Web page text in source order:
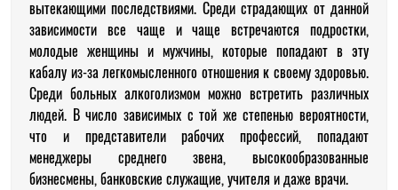
вытекающими последствиями. Среди страдающих от данной
зависимости все чаще и чаще встречаются подростки,
молодые женщины и мужчины, которые попадают в эту
кабалу из-за легкомысленного отношения к своему здоровью.
Среди больных алкоголизмом можно встретить различных
людей. В число зависимых с той же степенью вероятности,
что и представители рабочих профессий, попадают
менеджеры среднего звена, высокообразованные
бизнесмены, банковские служащие, учителя и даже врачи.